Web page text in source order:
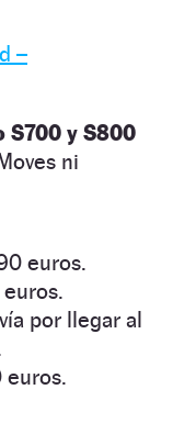
–
S700 y S800
ni
euros.
por llegar al